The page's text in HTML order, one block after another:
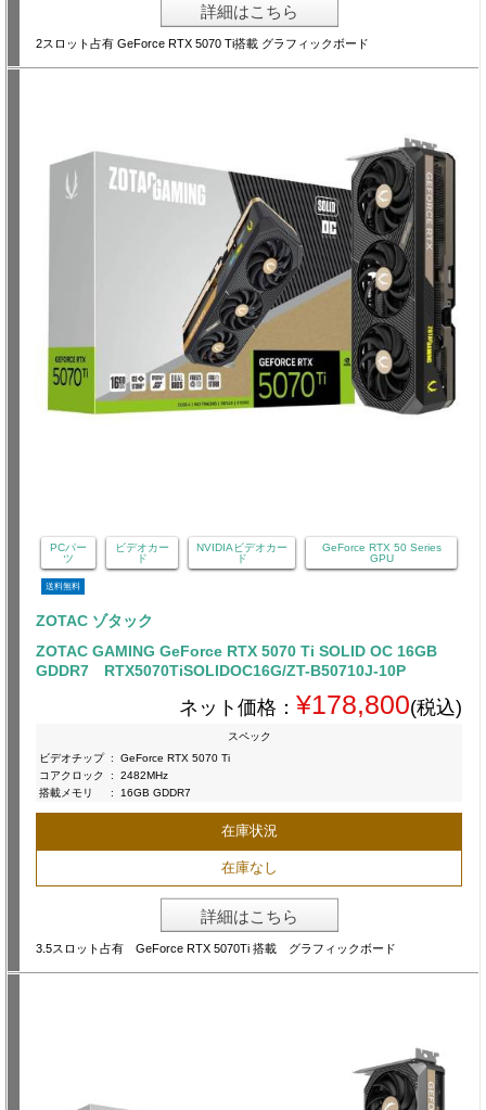
詳細はこちら
2スロット占有 GeForce RTX 5070 Ti搭載 グラフィックボード
PCパー
ツ
ビデオカー
ド
NVIDIAビデオカー
ド
GeForce RTX 50 Series
GPU
送料無料
ZOTAC ゾタック
ZOTAC GAMING GeForce RTX 5070 Ti SOLID OC 16GB
GDDR7 RTX5070TiSOLIDOC16G/ZT-B50710J-10P
ネット価格： ¥178,800(税込)
スペック
ビデオチップ :
GeForce RTX 5070 Ti
コアクロック
:
2482MHz
搭載メモリ
: 16GB GDDR7
在庫状況
在庫なし
詳細はこちら
3.5スロット占有 GeForce RTX 5070Ti 搭載 グラフィックボード